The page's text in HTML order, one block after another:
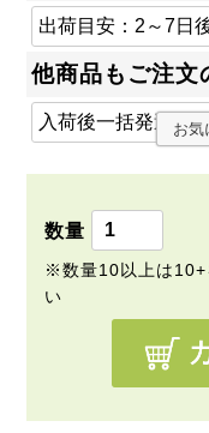
他商品もご注文
お気